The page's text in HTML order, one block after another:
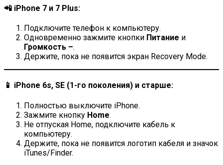
📲 iPhone 7 и 7 Plus:
Подключите телефон к компьютеру.
Одновременно зажмите кнопки Питание и
Громкость –.
Держите, пока не появится экран Recovery Mode.
📱 iPhone 6s, SE (1-го поколения) и старше:
Полностью выключите iPhone.
Зажмите кнопку Home.
Не отпуская Home, подключите кабель к
компьютеру.
Держите, пока не появится логотип кабеля и значок
iTunes/Finder.